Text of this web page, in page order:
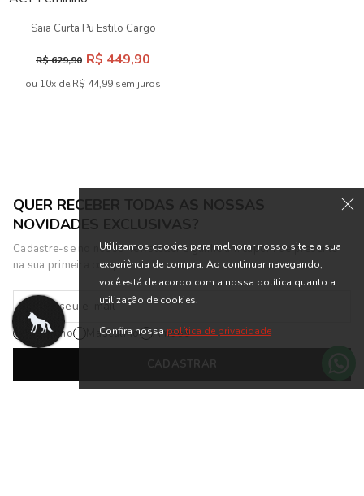
Saia Curta Pu Estilo Cargo
R$ 629,90 R$ 449,90
ou 10x de R$ 44,99 sem juros
Utilizamos cookies para melhorar nosso site e a sua
experiência de compra. Ao continuar navegando,
você está de acordo com a nossa política quanto a
utilização de cookies.
Confira nossa política de privacidade